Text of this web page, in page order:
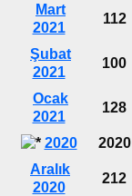
Mart
2021
112
Şubat
2021
100
Ocak
2021
128
2020 2020
Aralık
2020
212